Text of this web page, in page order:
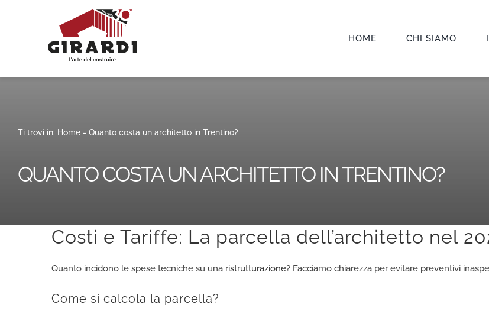
HOME CHI SIAMO
Ti trovi in: Home- Quanto costa un architetto in Trentino?
QUANTO COSTA UN ARCHITETTO IN TRENTINO?
Costi e Tariffe: La parcella dell’architetto nel
Quanto incidono le spese tecniche su una ristrutturazione? Facciamo chiarezza per evitare preventivi
Come si calcola la parcella?